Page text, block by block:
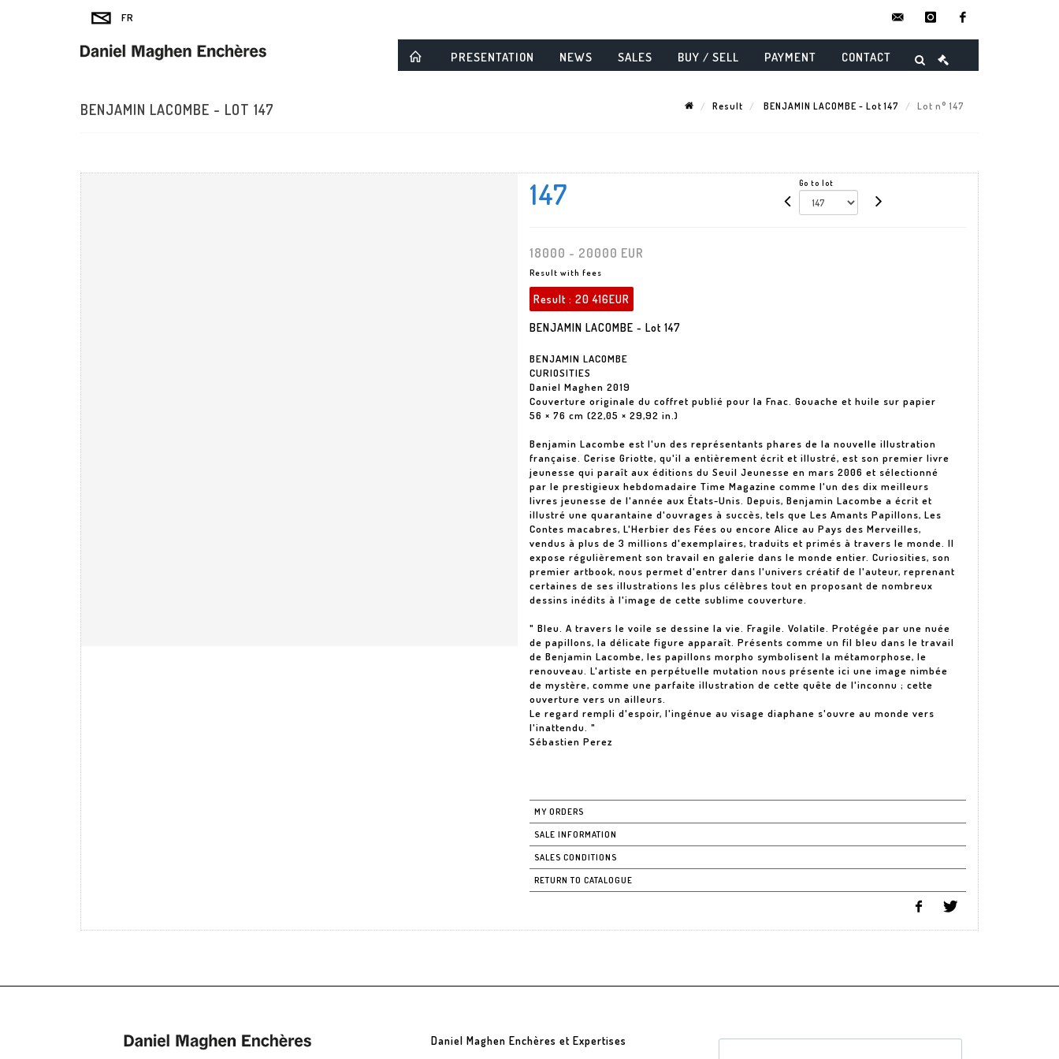
instagram
PRESENTATION NEWS SALES BUY / SELL PAYMENT CONTACT
BENJAMIN LACOMBE - LOT 147 Result BENJAMIN LACOMBE - Lot 147 Lot n° 147
147 Go to lot
18000 - 20000 EUR
Result with fees
Result : 20 416EUR
BENJAMIN LACOMBE - Lot 147
BENJAMIN LACOMBE
CURIOSITIES
Daniel Maghen 2019
Couverture originale du coffret publié pour la Fnac. Gouache et huile sur papier
56 × 76 cm (22,05 × 29,92 in.)
Benjamin Lacombe est l'un des représentants phares de la nouvelle illustration
française. Cerise Griotte, qu'il a entièrement écrit et illustré, est son premier livre
jeunesse qui paraît aux éditions du Seuil Jeunesse en mars 2006 et sélectionné
par le prestigieux hebdomadaire Time Magazine comme l'un des dix meilleurs
livres jeunesse de l'année aux États-Unis. Depuis, Benjamin Lacombe a écrit et
illustré une quarantaine d'ouvrages à succès, tels que Les Amants Papillons, Les
Contes macabres, L'Herbier des Fées ou encore Alice au Pays des Merveilles,
vendus à plus de 3 millions d'exemplaires, traduits et primés à travers le monde. Il
expose régulièrement son travail en galerie dans le monde entier. Curiosities, son
premier artbook, nous permet d'entrer dans l'univers créatif de l'auteur, reprenant
certaines de ses illustrations les plus célèbres tout en proposant de nombreux
dessins inédits à l'image de cette sublime couverture.
" Bleu. A travers le voile se dessine la vie. Fragile. Volatile. Protégée par une nuée
de papillons, la délicate figure apparaît. Présents comme un fil bleu dans le travail
de Benjamin Lacombe, les papillons morpho symbolisent la métamorphose, le
renouveau. L'artiste en perpétuelle mutation nous présente ici une image nimbée
de mystère, comme une parfaite illustration de cette quête de l'inconnu ; cette
ouverture vers un ailleurs.
Le regard rempli d'espoir, l'ingénue au visage diaphane s'ouvre au monde vers
l'inattendu. "
Sébastien Perez
MY ORDERS
SALE INFORMATION
SALES CONDITIONS
RETURN TO CATALOGUE
Daniel Maghen Enchères et Expertises